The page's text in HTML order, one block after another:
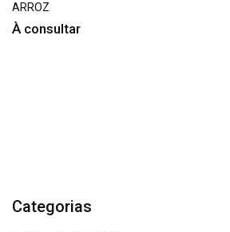
Categorias
ARROZ
À consultar